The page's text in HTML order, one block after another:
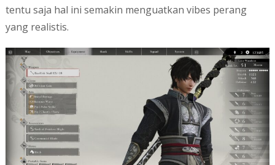
tentu saja hal ini semakin menguatkan vibes perang
yang realistis.